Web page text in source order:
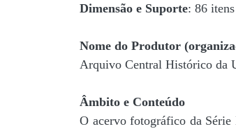
Dimensão e Suporte: 86
Nome do Produtor
Arquivo Central Histórico da
Âmbito e Conteúdo
O acervo fotográfico da Série